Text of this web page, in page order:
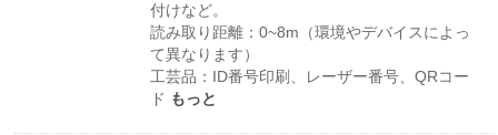
付けなど。
読み取り距離：0~8m（環境やデバイスによっ
て異なります）
工芸品：ID番号印刷、レーザー番号、QRコー
ド もっと